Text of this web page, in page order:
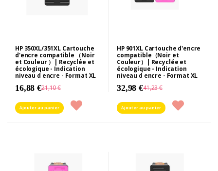
HP 350XL/351XL Cartouche
d'encre compatible （Noir
et Couleur ）| Recyclée et
écologique - Indication
niveau d encre - Format XL
16,88 €21,10 €
Ajouter au panier
HP 901XL Cartouche d'encre
compatible（Noir et
Couleur）| Recyclée et
écologique - Indication
niveau d encre - Format XL
32,98 €41,23 €
Ajouter au panier